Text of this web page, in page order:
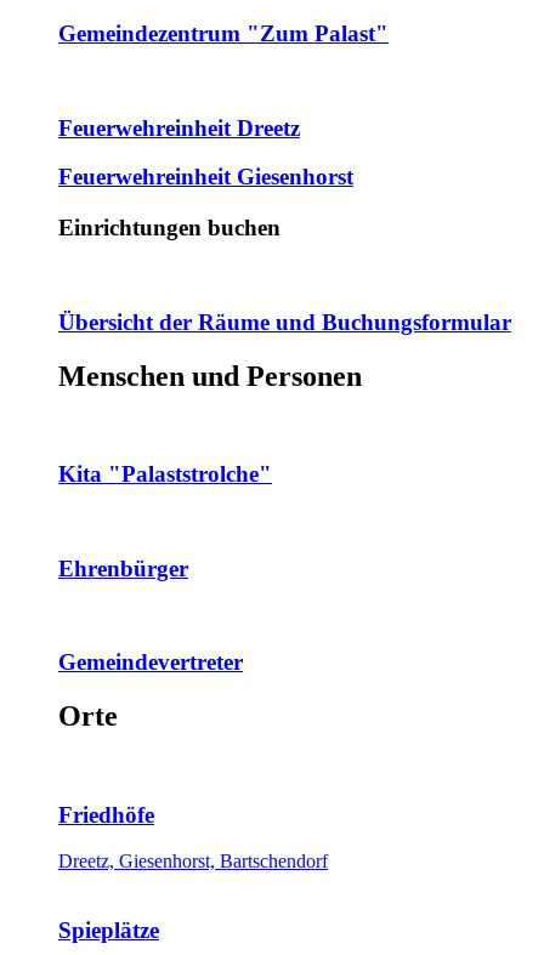
Gemeindezentrum "Zum Palast"
Feuerwehreinheit Dreetz
Feuerwehreinheit Giesenhorst
Einrichtungen buchen
Übersicht der Räume und Buchungsformular
Menschen und Personen
Kita "Palaststrolche"
Ehrenbürger
Gemeindevertreter
Orte
Friedhöfe
Dreetz, Giesenhorst, Bartschendorf
Spieplätze